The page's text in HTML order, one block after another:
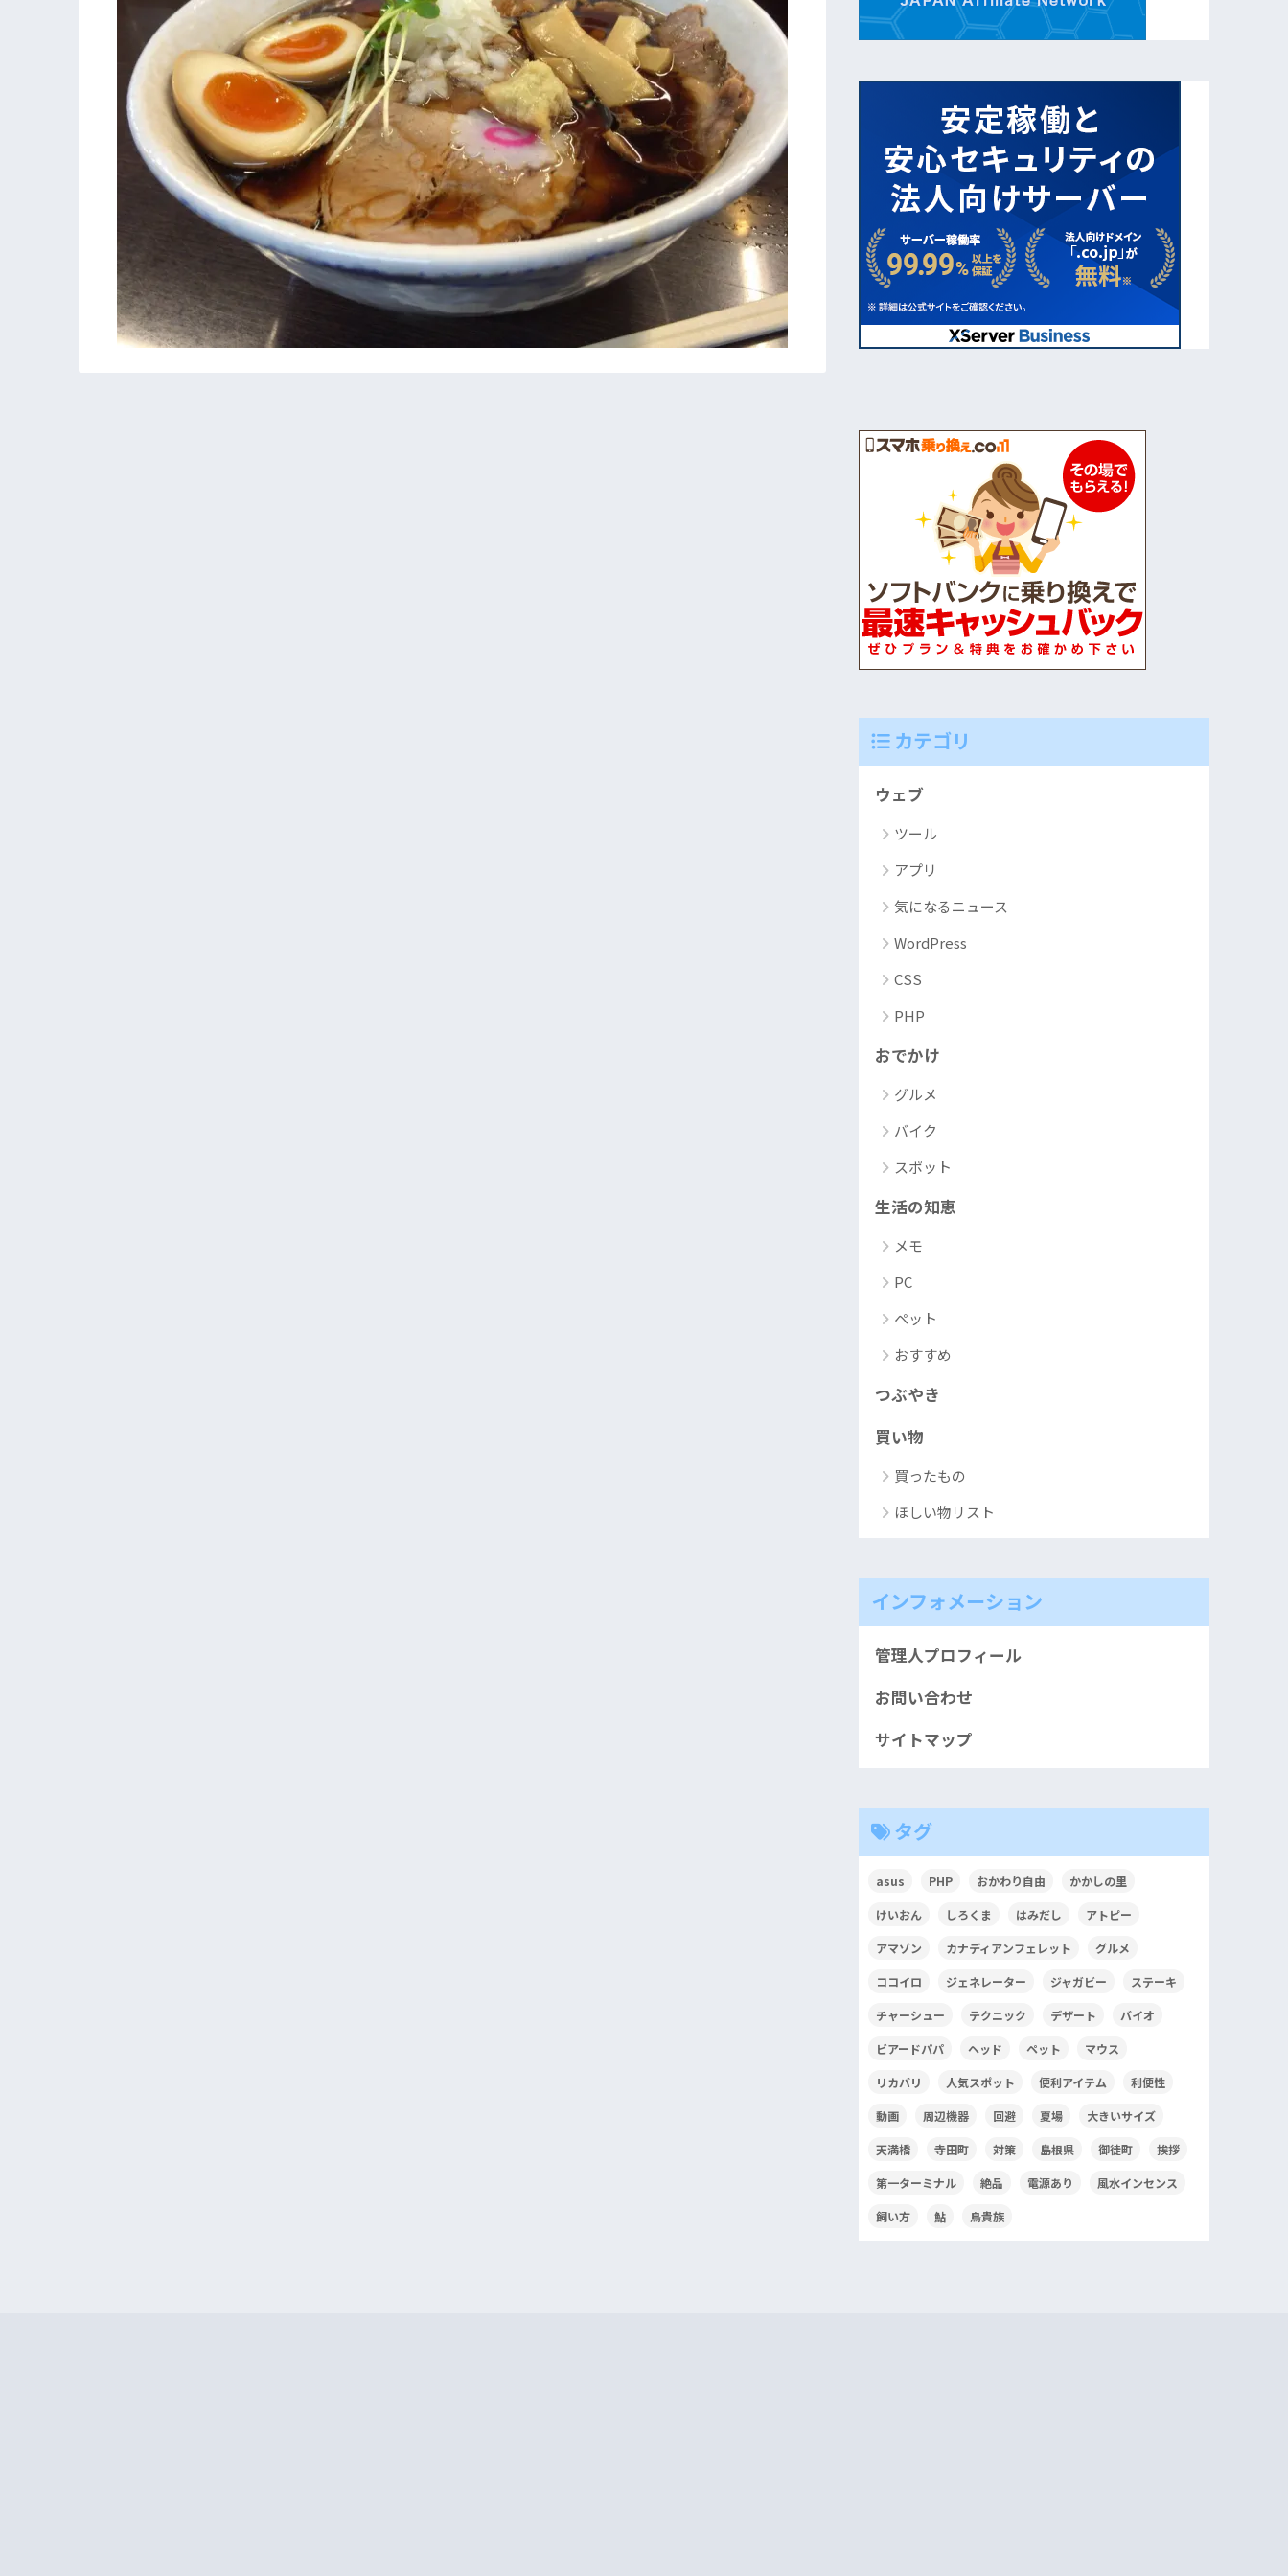
カテゴリ
ウェブ
ツール
アプリ
気になるニュース
WordPress
CSS
PHP
おでかけ
グルメ
バイク
スポット
生活の知恵
メモ
PC
ペット
おすすめ
つぶやき
買い物
買ったもの
ほしい物リスト
インフォメーション
管理人プロフィール
お問い合わせ
サイトマップ
タグ
asus PHP おかわり自由 かかしの里
けいおん しろくま はみだし アトピー
アマゾン カナディアンフェレット グルメ
ココイロ ジェネレーター ジャガビー ステーキ
チャーシュー テクニック デザート バイオ
ビアードパパ ヘッド ペット マウス
リカバリ 人気スポット 便利アイテム 利便性
動画 周辺機器 回避 夏場 大きいサイズ
天満橋 寺田町 対策 島根県 御徒町 挨拶
第一ターミナル 絶品 電源あり 風水インセンス
飼い方 鮎 鳥貴族